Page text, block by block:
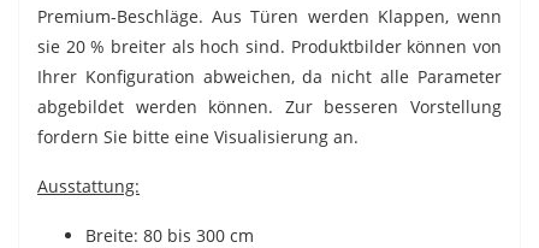
Premium-Beschläge. Aus Türen werden Klappen, wenn
sie 20 % breiter als hoch sind. Produktbilder können von
Ihrer Konfiguration abweichen, da nicht alle Parameter
abgebildet werden können. Zur besseren Vorstellung
fordern Sie bitte eine Visualisierung an.
Ausstattung:
Breite: 80 bis 300 cm